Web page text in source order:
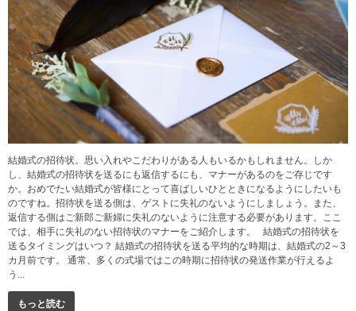
結婚式の招待状。思い入れやこだわりがある人もいるかもしれません。しか
し、結婚式の招待状を送るにも返信するにも、マナーがあるのをご存じです
か。おめでたい結婚式が皆様にとって喜ばしいひとときになるようにしたいも
のですね。招待状を送る側は、ゲストに失礼のないようにしましょう。また、
返信する側はご新郎ご新婦に失礼のないように注意する必要があります。ここ
では、相手に失礼のない招待状のマナーをご紹介します。 結婚式の招待状を
送るタイミングはいつ？ 結婚式の招待状を送る平均的な時期は、結婚式の2～3
カ月前です。 通常、多くの式場ではこの時期に招待状の発送作業が行えるよ
う...
もっと読む